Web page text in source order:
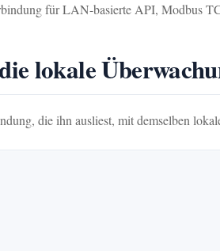
für LAN-basierte API, Modbus
lokale
die ihn ausliest, mit demselben